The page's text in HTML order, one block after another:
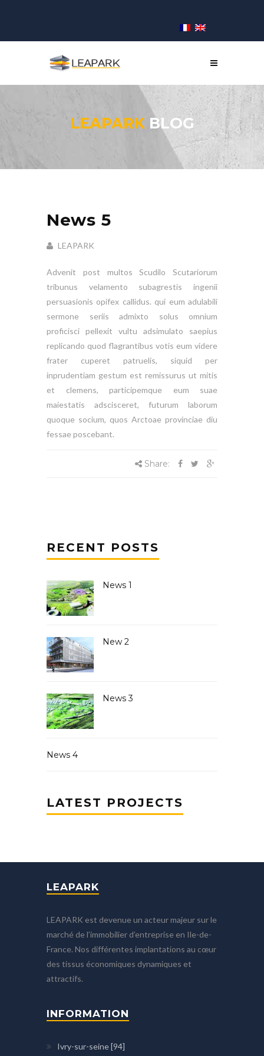
LEAPARKBLOG
News 5
LEAPARK
Advenit post multos Scudilo Scutariorum
tribunus velamento subagrestis ingenii
persuasionis opifex callidus. qui eum adulabili
sermone seriis admixto solus omnium
proficisci pellexit vultu adsimulato saepius
replicando quod flagrantibus votis eum videre
frater cuperet patruelis, siquid per
inprudentiam gestum est remissurus ut mitis
et clemens, participemque eum suae
maiestatis adscisceret, futurum laborum
quoque socium, quos Arctoae provinciae diu
fessae poscebant.
Share:
RECENT POSTS
News 1
New 2
News 3
News 4
LATEST PROJECTS
LEAPARK
LEAPARK est devenue un acteur majeur sur le
marché de l’immobilier d’entreprise en Ile-de-
France. Nos différentes implantations au cœur
des tissus économiques dynamiques et
attractifs.
INFORMATION
Ivry-sur-seine [94]